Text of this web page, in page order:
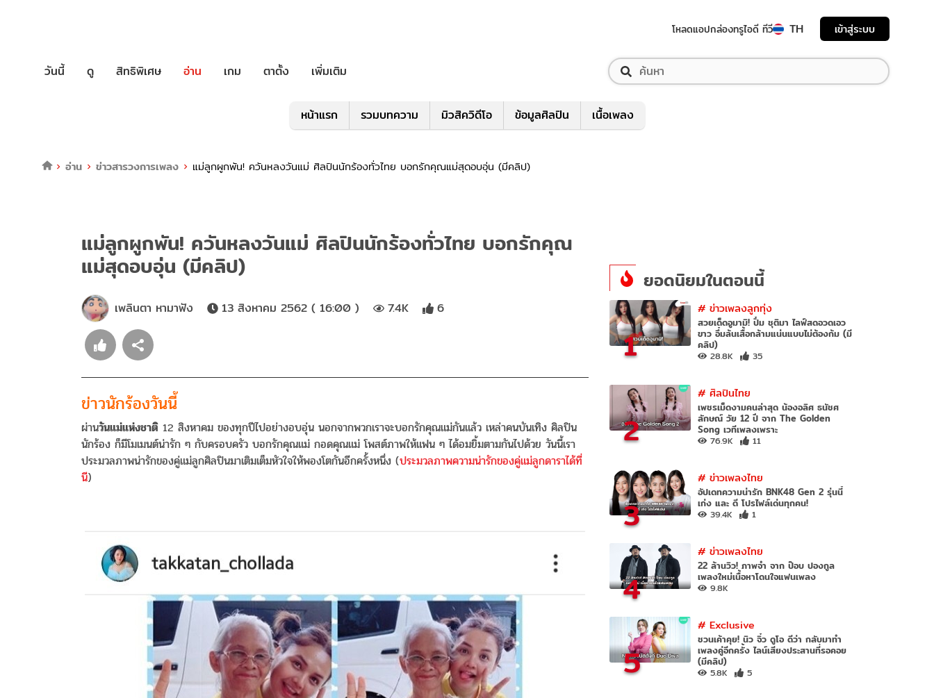
โหลดแอปกล่องทรูไอดี ทีวี TH เข้าสู่ระบบ
วันนี้ ดู สิทธิพิเศษ อ่าน เกม ตาตั้ง เพิ่มเติม
หน้าแรก รวมบทความ มิวสิควิดีโอ ข้อมูลศิลปิน เนื้อเพลง
อ่าน ข่าวสารวงการเพลง แม่ลูกผูกพัน! ควันหลงวันแม่ ศิลปินนักร้องทั่วไทย บอกรักคุณแม่สุดอบอุ่น (มีคลิป)
แม่ลูกผูกพัน! ควันหลงวันแม่ ศิลปินนักร้องทั่วไทย บอกรักคุณ
แม่สุดอบอุ่น (มีคลิป)
เพลินตา หามาฟัง 13 สิงหาคม 2562 ( 16:00 ) 7.4K 6
ข่าวนักร้องวันนี้
ผ่านวันแม่แห่งชาติ 12 สิงหาคม ของทุกปีไปอย่างอบอุ่น นอกจากพวกเราจะบอกรักคุณแม่กันแล้ว เหล่าคนบันเทิง ศิลปิน
นักร้อง ก็มีโมเมนต์น่ารัก ๆ กับครอบครัว บอกรักคุณแม่ กอดคุณแม่ โพสต์ภาพให้แฟน ๆ ได้อมยิ้มตามกันไปด้วย วันนี้เรา
ประมวลภาพน่ารักของคู่แม่ลูกศิลปินมาเติมเต็มหัวใจให้พองโตกันอีกครั้งหนึ่ง (ประมวลภาพความน่ารักของคู่แม่ลูกดาราได้ที่
นี)
ยอดนิยมในตอนนี้
1
# ข่าวเพลงลูกทุ่ง
สวยเด็ดอูมามิ! ปิ๋ม ชุติมา ไลฟ์สดอวดเอว
ขาว อึ๋มล้นเสื้อกล้ามแน่นแบบไม่ต้องก้ม (มี
คลิป)
28.8K 35
2
# ศิลปินไทย
เพชรเม็ดงามคนล่าสุด น้องอลิศ ธนัชศ
ลักษณ์ วัย 12 ปี จาก The Golden
Song เวทีเพลงเพราะ
76.9K 11
3
# ข่าวเพลงไทย
อัปเดทความน่ารัก BNK48 Gen 2 รุ่นนี้
เก่ง และ ดี โปรไฟล์เด่นทุกคน!
39.4K 1
4
# ข่าวเพลงไทย
22 ล้านวิว! ภาพจำ จาก ป๊อบ ปองกูล
เพลงใหม่เนื้อหาโดนใจแฟนเพลง
9.8K
5
# Exclusive
ชวนเค้าคุย! นิว จิ๋ว ดูโอ ดีว่า กลับมาทำ
เพลงคู่อีกครั้ง ไลน์เสียงประสานที่รอคอย
(มีคลิป)
5.8K 5